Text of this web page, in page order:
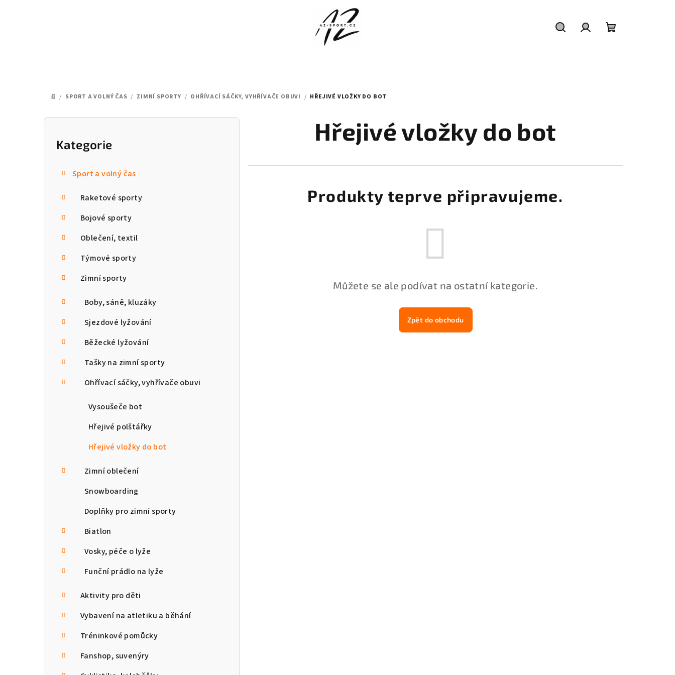
DOMŮ
/ SPORT A VOLNÝ ČAS / ZIMNÍ SPORTY / OHŘÍVACÍ SÁČKY, VYHŘÍVAČE OBUVI / HŘEJIVÉ VLOŽKY DO BOT
P
Přeskočit
kategorie
Kategorie
Sport a volný čas
Raketové sporty
Bojové sporty
Oblečení, textil
Týmové sporty
Zimní sporty
Boby, sáně, kluzáky
Sjezdové lyžování
Běžecké lyžování
Tašky na zimní sporty
Ohřívací sáčky, vyhřívače obuvi
Vysoušeče bot
Hřejivé polštářky
Hřejivé vložky do bot
Zimní oblečení
Snowboarding
Doplňky pro zimní sporty
Biatlon
Vosky, péče o lyže
Funční prádlo na lyže
Aktivity pro děti
Vybavení na atletiku a běhání
Tréninkové pomůcky
Fanshop, suvenýry
Hřejivé vložky do bot
Produkty teprve připravujeme.
Můžete se ale podívat na ostatní kategorie.
Zpět do obchodu